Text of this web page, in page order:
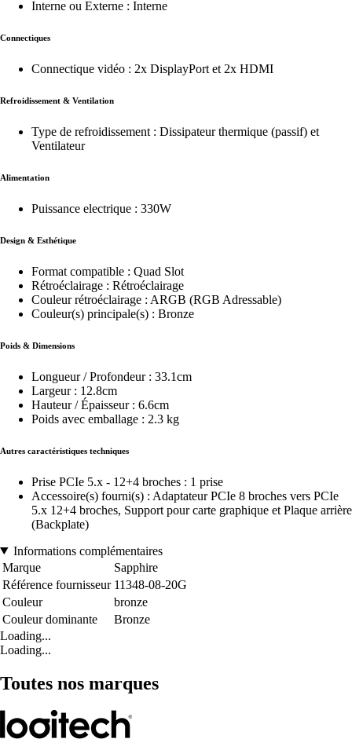
Interne ou Externe : Interne
Connectiques
Connectique vidéo : 2x DisplayPort et 2x HDMI
Refroidissement & Ventilation
Type de refroidissement : Dissipateur thermique (passif) et
Ventilateur
Alimentation
Puissance electrique : 330W
Design & Esthétique
Format compatible : Quad Slot
Rétroéclairage : Rétroéclairage
Couleur rétroéclairage : ARGB (RGB Adressable)
Couleur(s) principale(s) : Bronze
Poids & Dimensions
Longueur / Profondeur : 33.1cm
Largeur : 12.8cm
Hauteur / Épaisseur : 6.6cm
Poids avec emballage : 2.3 kg
Autres caractéristiques techniques
Prise PCIe 5.x - 12+4 broches : 1 prise
Accessoire(s) fourni(s) : Adaptateur PCIe 8 broches vers PCIe
5.x 12+4 broches, Support pour carte graphique et Plaque arrière
(Backplate)
Informations complémentaires
Marque
Sapphire
Référence fournisseur 11348-08-20G
Couleur
bronze
Couleur dominante
Bronze
Loading...
Loading...
Toutes nos marques